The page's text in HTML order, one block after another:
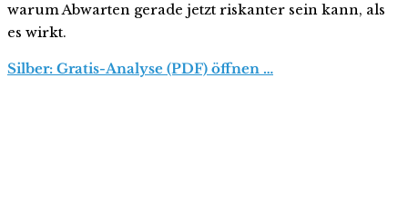
warum Abwarten gerade jetzt riskanter sein kann, als
es wirkt.
Silber: Gratis-Analyse (PDF) öffnen …